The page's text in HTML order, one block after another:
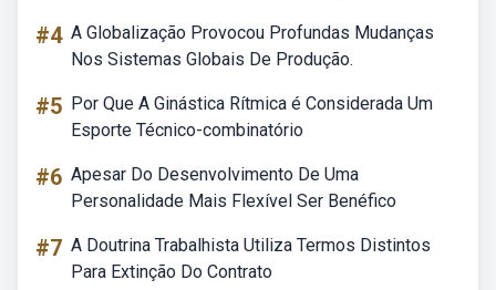
#4 A Globalização Provocou Profundas Mudanças
Nos Sistemas Globais De Produção.
#5 Por Que A Ginástica Rítmica é Considerada Um
Esporte Técnico-combinatório
#6 Apesar Do Desenvolvimento De Uma
Personalidade Mais Flexível Ser Benéfico
#7 A Doutrina Trabalhista Utiliza Termos Distintos
Para Extinção Do Contrato